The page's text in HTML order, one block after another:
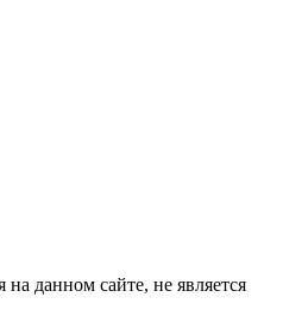
данном сайте, не является